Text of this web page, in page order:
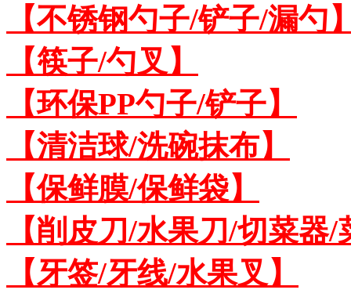
【不锈钢勺子/铲子/漏勺
【筷子/勺叉】
【环保PP勺子/铲子】
【清洁球/洗碗抹布】
【保鲜膜/保鲜袋】
【削皮刀/水果刀/切菜器
【牙签/牙线/水果叉】